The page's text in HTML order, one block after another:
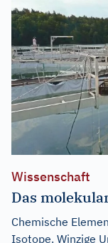
Wissenschaft
Das
Chemische
Isotope. Winzige